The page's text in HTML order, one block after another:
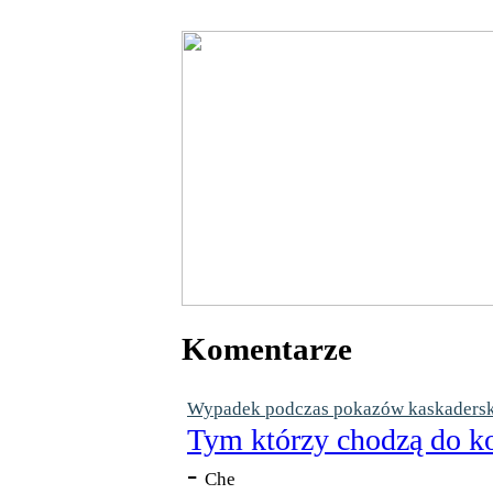
Komentarze
Wypadek podczas pokazów
Tym którzy chodzą do
- Che